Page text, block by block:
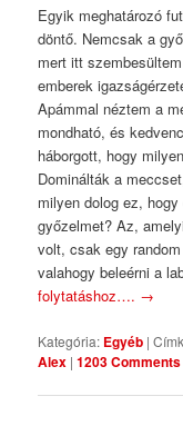
Egyik meghatározó
döntő. Nemcsak a
mert itt
emberek
Apámmal néztem a
mondható, és
háborgott, hogy
Dominálták a
milyen dolog ez,
győzelmet? Az,
volt, csak egy
valahogy beleérni a
folytatáshoz…. →
Kategória: Egyéb |
Alex |1203 Comments